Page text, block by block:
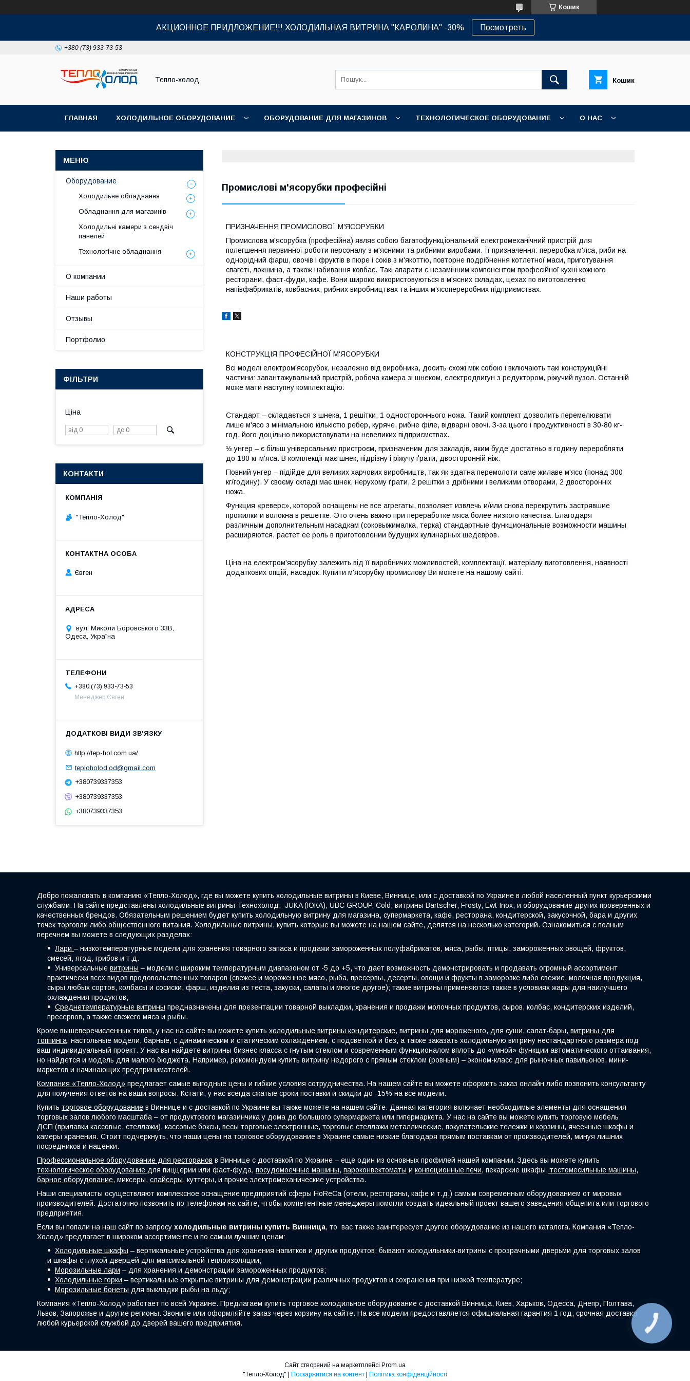
Кошик
АКЦИОННОЕ ПРИДЛОЖЕНИЕ!!! ХОЛОДИЛЬНАЯ ВИТРИНА "КАРОЛИНА" -30% Посмотреть
+380 (73) 933-73-53
Тепло-холод Кошик
ГЛАВНАЯ ХОЛОДИЛЬНОЕ ОБОРУДОВАНИЕ ОБОРУДОВАНИЕ ДЛЯ МАГАЗИНОВ ТЕХНОЛОГИЧЕСКОЕ ОБОРУДОВАНИЕ О НАС
Промислові м'ясорубки професійні
ПРИЗНАЧЕННЯ ПРОМИСЛОВОЇ М'ЯСОРУБКИ
Промислова м'ясорубка (професійна) являє собою багатофункціональний електромеханічний пристрій для
полегшення первинної роботи персоналу з м'ясними та рибними виробами. Її призначення: переробка м'яса, риби на
однорідний фарш, овочів і фруктів в пюре і соків з м'якоттю, повторне подрібнення котлетної маси, приготування
спагеті, локшина, а також набивання ковбас. Такі апарати є незамінним компонентом професійної кухні кожного
ресторани, фаст-фуди, кафе. Вони широко використовуються в м'ясних складах, цехах по виготовленню
напівфабрикатів, ковбасних, рибних виробництвах та інших м'ясопереробних підприємствах.
КОНСТРУКЦІЯ ПРОФЕСІЙНОЇ М'ЯСОРУБКИ
Всі моделі електром'ясорубок, незалежно від виробника, досить схожі між собою і включають такі конструкційні
частини: завантажувальний пристрій, робоча камера зі шнеком, електродвигун з редуктором, ріжучий вузол. Останній
може мати наступну комплектацію:
Стандарт – складається з шнека, 1 решітки, 1 одностороннього ножа. Такий комплект дозволить перемелювати
лише м'ясо з мінімальною кількістю ребер, куряче, рибне філе, відварні овочі. З-за цього і продуктивності в 30-80 кг-
год, його доцільно використовувати на невеликих підприємствах.
½ унгер – є більш універсальним пристроєм, призначеним для закладів, яким буде достатньо в годину переробляти
до 180 кг м'яса. В комплекції має шнек, підрізну і ріжучу ґрати, двосторонній ніж.
Повний унгер – підійде для великих харчових виробництв, так як здатна перемолоти саме жилаве м'ясо (понад 300
кг/годину). У своєму складі має шнек, нерухому ґрати, 2 решітки з дрібними і великими отворами, 2 двосторонніх
ножа.
Функция «реверс», которой оснащены не все агрегаты, позволяет извлечь и/или снова перекрутить застрявшие
прожилки и волокна в решетке. Это очень важно при переработке мяса более низкого качества. Благодаря
различным дополнительным насадкам (соковыжималка, терка) стандартные функциональные возможности машины
расширяются, растет ее роль в приготовлении будущих кулинарных шедевров.
Ціна на електром'ясорубку залежить від її виробничих можливостей, комплектації, матеріалу виготовлення, наявності
додаткових опцій, насадок. Купити м'ясорубку промислову Ви можете на нашому сайті.
Оборудование
Холодильне обладнання
Обладнання для магазинів
Холодильні камери з сендвіч
панелей
Технологічне обладнання
О компании
Наши работы
Отзывы
Портфолио
ФІЛЬТРИ
Ціна
КОНТАКТИ
"Тепло-Холод"
Євген
вул. Миколи Боровського 33В,
Одеса, Україна
+380 (73) 933-73-53
Менеджер Євген
http://tep-hol.com.ua/
teploholod.od@gmail.com
+380739337353
+380739337353
+380739337353
Добро пожаловать в компанию «Тепло-Холод», где вы можете купить холодильные витрины в Киеве, Виннице, или с доставкой по Украине в любой населенный пункт курьерскими
службами. На сайте представлены холодильные витрины Технохолод, JUKA (ЮКА), UBC GROUP, Cold, витрины Bartscher, Frosty, Ewt Inox, и оборудование других проверенных и
качественных брендов. Обязательным решением будет купить холодильную витрину для магазина, супермаркета, кафе, ресторана, кондитерской, закусочной, бара и других
точек торговли либо общественного питания. Холодильные витрины, купить которые вы можете на нашем сайте, делятся на несколько категорий. Ознакомиться с полным
перечнем вы можете в следующих разделах:
Лари – низкотемпературные модели для хранения товарного запаса и продажи замороженных полуфабрикатов, мяса, рыбы, птицы, замороженных овощей, фруктов,
смесей, ягод, грибов и т.д.
Универсальные витрины – модели с широким температурным диапазоном от -5 до +5, что дает возможность демонстрировать и продавать огромный ассортимент
практически всех видов продовольственных товаров (свежее и мороженное мясо, рыба, пресервы, десерты, овощи и фрукты в заморозке либо свежие, молочная продукция,
сыры любых сортов, колбасы и сосиски, фарш, изделия из теста, закуски, салаты и многое другое); такие витрины применяются также в условиях жары для наилучшего
охлаждения продуктов;
Среднетемпературные витрины предназначены для презентации товарной выкладки, хранения и продажи молочных продуктов, сыров, колбас, кондитерских изделий,
пресервов, а также свежего мяса и рыбы.
Кроме вышеперечисленных типов, у нас на сайте вы можете купить холодильные витрины кондитерские, витрины для мороженого, для суши, салат-бары, витрины для
топпинга, настольные модели, барные, с динамическим и статическим охлаждением, с подсветкой и без, а также заказать холодильную витрину нестандартного размера под
ваш индивидуальный проект. У нас вы найдете витрины бизнес класса с гнутым стеклом и современным функционалом вплоть до «умной» функции автоматического оттаивания,
но найдется и модель для малого бюджета. Например, рекомендуем купить витрину недорого с прямым стеклом (ровным) – эконом-класс для рыночных павильонов, мини-
маркетов и начинающих предпринимателей.
Компания «Тепло-Холод» предлагает самые выгодные цены и гибкие условия сотрудничества. На нашем сайте вы можете оформить заказ онлайн либо позвонить консультанту
для получения ответов на ваши вопросы. Кстати, у нас всегда сжатые сроки поставки и скидки до -15% на все модели.
Купить торговое оборудование в Виннице и с доставкой по Украине вы также можете на нашем сайте. Данная категория включает необходимые элементы для оснащения
торговых залов любого масштаба – от продуктового магазинчика у дома до большого супермаркета или гипермаркета. У нас на сайте вы можете купить торговую мебель
ДСП (прилавки кассовые, стеллажи), кассовые боксы, весы торговые электронные, торговые стеллажи металлические, покупательские тележки и корзины, ячеечные шкафы и
камеры хранения. Стоит подчеркнуть, что наши цены на торговое оборудование в Украине самые низкие благодаря прямым поставкам от производителей, минуя лишних
посредников и наценки.
Профессиональное оборудование для ресторанов в Виннице с доставкой по Украине – еще один из основных профилей нашей компании. Здесь вы можете купить
технологическое оборудование для пиццерии или фаст-фуда, посудомоечные машины, пароконвектоматы и конвеционные печи, пекарские шкафы, тестомесильные машины,
барное оборудование, миксеры, слайсеры, куттеры, и прочие электромеханические устройства.
Наши специалисты осуществляют комплексное оснащение предприятий сферы HoReCa (отели, рестораны, кафе и т.д.) самым современным оборудованием от мировых
производителей. Достаточно позвонить по телефонам на сайте, чтобы компетентные менеджеры помогли создать идеальный проект вашего заведения общепита или торгового
предприятия.
Если вы попали на наш сайт по запросу холодильные витрины купить Винница, то вас также заинтересует другое оборудование из нашего каталога. Компания «Тепло-
Холод» предлагает в широком ассортименте и по самым лучшим ценам:
Холодильные шкафы – вертикальные устройства для хранения напитков и других продуктов; бывают холодильники-витрины с прозрачными дверьми для торговых залов
и шкафы с глухой дверцей для максимальной теплоизоляции;
Морозильные лари – для хранения и демонстрации замороженных продуктов;
Холодильные горки – вертикальные открытые витрины для демонстрации различных продуктов и сохранения при низкой температуре;
Морозильные бонеты для выкладки рыбы на льду;
Компания «Тепло-Холод» работает по всей Украине. Предлагаем купить торговое холодильное оборудование с доставкой Винница, Киев, Харьков, Одесса, Днепр, Полтава,
Львов, Запорожье и другие регионы. Звоните или оформляйте заказ через корзину на сайте. На все модели предоставляется официальная гарантия 1 год, срочная доставка
любой курьерской службой до дверей вашего предприятия.
Сайт створений на маркетплейсі Prom.ua
Поскаржитися на контент
Політика конфіденційності
КНОПКА
ЗВ'ЯЗКУ